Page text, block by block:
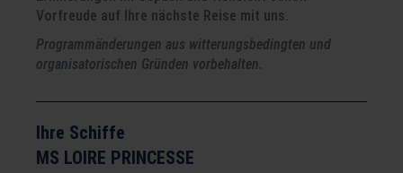
Vorfreude auf Ihre nächste Reise mit uns.
Programmänderungen aus witterungsbedingten und
organisatorischen Gründen vorbehalten.
Ihre Schiffe
MS LOIRE PRINCESSE